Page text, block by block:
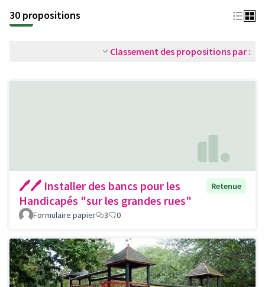
30 propositions
Classement des propositions par :
🖊🖊 Installer des bancs pour les
Handicapés "sur les grandes rues"
Retenue
Formulaire papier 3 0